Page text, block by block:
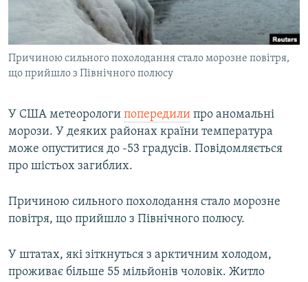
ВІДЕОУРОКИ «ELIFBE»
СВІДЧЕННЯ ОКУПАЦІЇ
УКРАЇНСЬКА ПРОБЛЕМА КРИМУ
Русский
Qırımtatar
Усі сайти RFE/RL
Причиною сильного похолодання стало морозне повітря,
що прийшло з Північного полюсу
У США метеорологи попередили про аномальні
морози. У деяких районах країни температура
може опуститися до -53 градусів. Повідомляється
про шістьох загиблих.
Причиною сильного похолодання стало морозне
повітря, що прийшло з Північного полюсу.
У штатах, які зіткнуться з арктичним холодом,
проживає більше 55 мільйонів чоловік. Житло